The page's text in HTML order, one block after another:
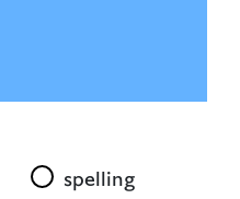
spelling